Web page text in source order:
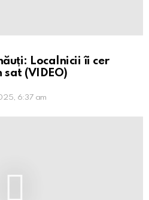
Localnicii îi cer
(VIDEO)
6:37 am